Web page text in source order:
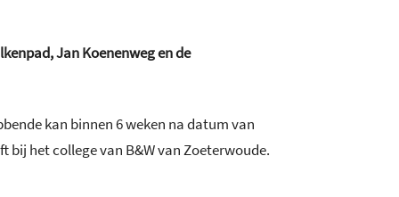
Jan Koenenweg en de
kan binnen 6 weken na datum van
het college van B&W van Zoeterwoude.